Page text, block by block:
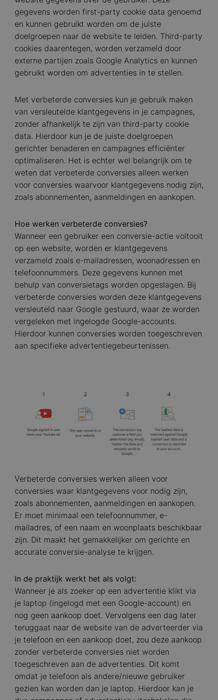
gegevens worden first-party cookie data genoemd
en kunnen gebruikt worden om de juiste
doelgroepen naar de website te leiden. Third-party
cookies daarentegen, worden verzameld door
externe partijen zoals Google Analytics en kunnen
gebruikt worden om advertenties in te stellen.
Met verbeterde conversies kun je gebruik maken
van versleutelde klantgegevens in je campagnes,
zonder afhankelijk te zijn van third-party cookie
data. Hierdoor kun je de juiste doelgroepen
gerichter benaderen en campagnes efficiënter
optimaliseren. Het is echter wel belangrijk om te
weten dat verbeterde conversies alleen werken
voor conversies waarvoor klantgegevens nodig zijn,
zoals abonnementen, aanmeldingen en aankopen.
Hoe werken verbeterde conversies?
Wanneer een gebruiker een conversie-actie voltooit
op een website, worden er klantgegevens
verzameld zoals e-mailadressen, woonadressen en
telefoonnummers. Deze gegevens kunnen met
behulp van conversietags worden opgeslagen. Bij
verbeterde conversies worden deze klantgegevens
versleuteld naar Google gestuurd, waar ze worden
vergeleken met ingelogde Google-accounts.
Hierdoor kunnen conversies worden toegeschreven
aan specifieke advertentiegebeurtenissen.
Verbeterde conversies werken alleen voor
conversies waar klantgegevens voor nodig zijn,
zoals abonnementen, aanmeldingen en aankopen.
Er moet minimaal een telefoonnummer, e-
mailadres, of een naam en woonplaats beschikbaar
zijn. Dit maakt het gemakkelijker om gerichte en
accurate conversie-analyse te krijgen.
In de praktijk werkt het als volgt:
Wanneer je als zoeker op een advertentie klikt via
je laptop (ingelogd met een Google-account) en
nog geen aankoop doet. Vervolgens een dag later
teruggaat naar de website van de adverteerder via
je telefoon en een aankoop doet, zou deze aankoop
zonder verbeterde conversies niet worden
toegeschreven aan de advertenties. Dit komt
omdat je telefoon als andere/nieuwe gebruiker
gezien kan worden dan je laptop. Hierdoor kan je